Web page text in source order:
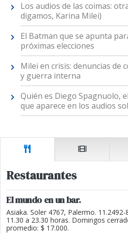
Los audios de las coimas:
digamos, Karina Milei)
El Batman que se apunta
próximas elecciones
Milei en crisis: denuncias de
y guerra interna
Quién es Diego Spagnuolo,
que aparece en los audios
Restaurantes
El mundo en un bar.
Asiaka. Soler 4767, Palermo.
11.30 a 23.30 horas. Domingos
promedio: $ 17.000.